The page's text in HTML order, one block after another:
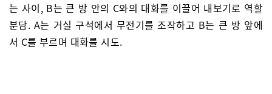
는 사이, B는 큰 방 안의 C와의 대화를 이끌어 내보기로 역할
분담. A는 거실 구석에서 무전기를 조작하고 B는 큰 방 앞에
서 C를 부르며 대화를 시도.